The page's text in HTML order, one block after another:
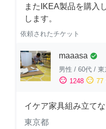
またIKEA製品を購入
します。
依頼されたチケット
maaasa check_circle
男性 / 60代 / 東
sentiment_satisfied 1248 sentiment_neutral 77
イケア家具組み立て
東京都